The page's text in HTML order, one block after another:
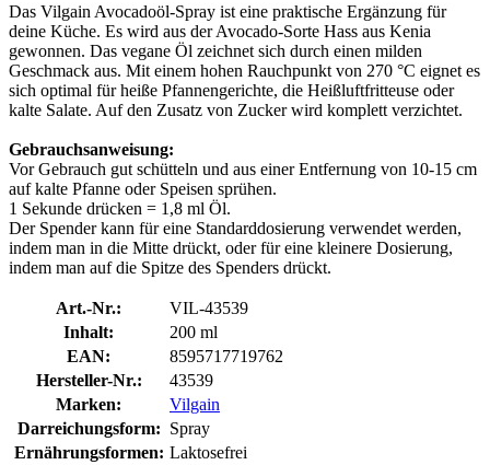
Das Vilgain Avocadoöl-Spray ist eine praktische Ergänzung für
deine Küche. Es wird aus der Avocado-Sorte Hass aus Kenia
gewonnen. Das vegane Öl zeichnet sich durch einen milden
Geschmack aus. Mit einem hohen Rauchpunkt von 270 °C eignet es
sich optimal für heiße Pfannengerichte, die Heißluftfritteuse oder
kalte Salate. Auf den Zusatz von Zucker wird komplett verzichtet.
Gebrauchsanweisung:
Vor Gebrauch gut schütteln und aus einer Entfernung von 10-15 cm
auf kalte Pfanne oder Speisen sprühen.
1 Sekunde drücken = 1,8 ml Öl.
Der Spender kann für eine Standarddosierung verwendet werden,
indem man in die Mitte drückt, oder für eine kleinere Dosierung,
indem man auf die Spitze des Spenders drückt.
Art.-Nr.:
VIL-43539
Inhalt:
200 ml
EAN:
8595717719762
Hersteller-Nr.:
43539
Marken:
Vilgain
Darreichungsform: Spray
Ernährungsformen: Laktosefrei